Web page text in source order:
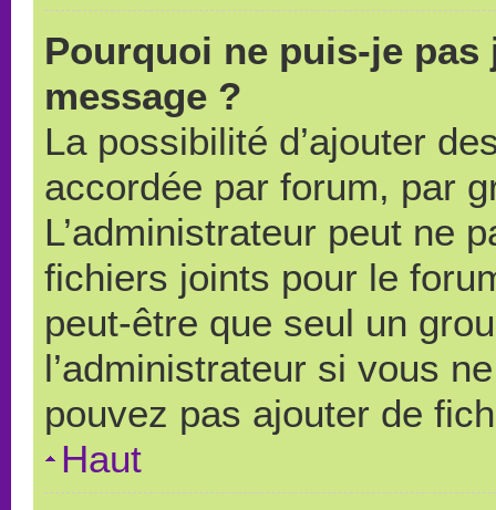
Pourquoi ne puis-je
message ?
La possibilité d’ajouter
accordée par forum, par
L’administrateur peut ne
fichiers joints pour le
peut-être que seul un
l’administrateur si vous
pouvez pas ajouter de
Haut